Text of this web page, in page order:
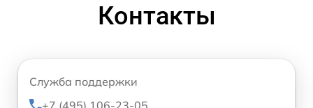
Контакты
Служба поддержки
+7 (495) 106-23-05